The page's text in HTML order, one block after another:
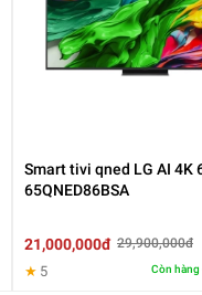
Smart tivi qned LG AI 4K
65QNED86BSA
21,000,000đ 29,900,000đ
★ 5 Còn hàng